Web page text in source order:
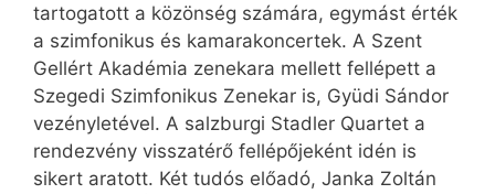
tartogatott a közönség számára, egymást érték
a szimfonikus és kamarakoncertek. A Szent
Gellért Akadémia zenekara mellett fellépett a
Szegedi Szimfonikus Zenekar is, Gyüdi Sándor
vezényletével. A salzburgi Stadler Quartet a
rendezvény visszatérő fellépőjeként idén is
sikert aratott. Két tudós előadó, Janka Zoltán